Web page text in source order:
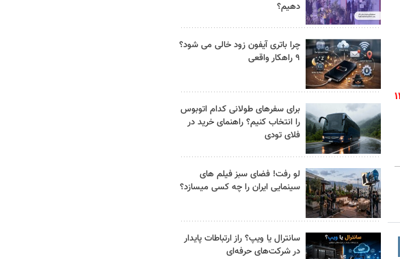
دهیم؟
چرا باتری آیفون زود خالی می شود؟
۹ راهکار واقعی
برای سفرهای طولانی کدام اتوبوس
را انتخاب کنیم؟ راهنمای خرید در
فلای تودی
لو رفت! فضای سبز فیلم های
سینمایی ایران را چه کسی میسازد؟
سانترال یا ویپ؟ راز ارتباطات پایدار
در شرکت‌های حرفه‌ای